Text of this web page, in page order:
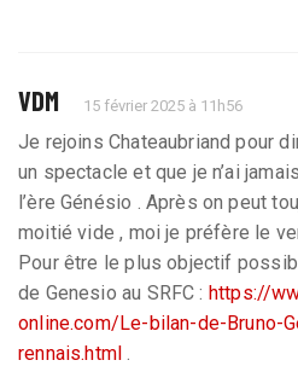
VDM 15 février 2025 à 11h56
Je rejoins Chateaubriand pour
un spectacle et que je n’ai
l’ère Génésio . Après on peut
moitié vide , moi je préfère le
Pour être le plus objectif
de Genesio au SRFC : https://
online.com/Le-bilan-de-Bruno-
rennais.html